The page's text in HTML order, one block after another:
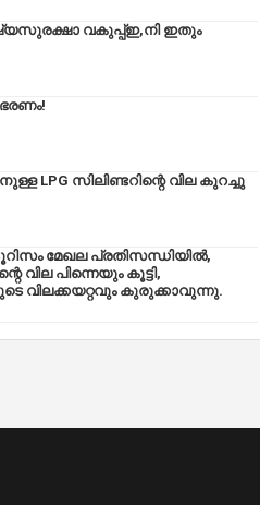
വകുപ്പ്ഇ,നി ഇതും
LPG സിലിണ്ടറിന്റെ വില കുറച്ചു
മേഖല പ്രതിസന്ധിയിൽ,
വില പിന്നെയും കൂട്ടി,
വിലക്കയറ്റവും കുരുക്കാവുന്നു.